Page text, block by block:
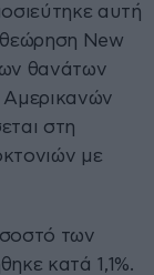
αυτή
New
θανάτων
στη
με
των
κατά 1,1%.